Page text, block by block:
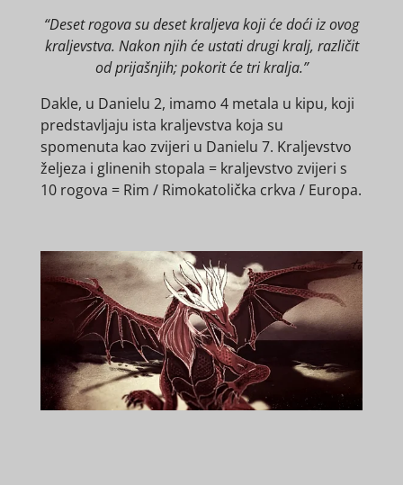
“Deset rogova su deset kraljeva koji će doći iz ovog
kraljevstva. Nakon njih će ustati drugi kralj, različit
od prijašnjih; pokorit će tri kralja.”
Dakle, u Danielu 2, imamo 4 metala u kipu, koji
predstavljaju ista kraljevstva koja su
spomenuta kao zvijeri u Danielu 7. Kraljevstvo
željeza i glinenih stopala = kraljevstvo zvijeri s
10 rogova = Rim / Rimokatolička crkva / Europa.